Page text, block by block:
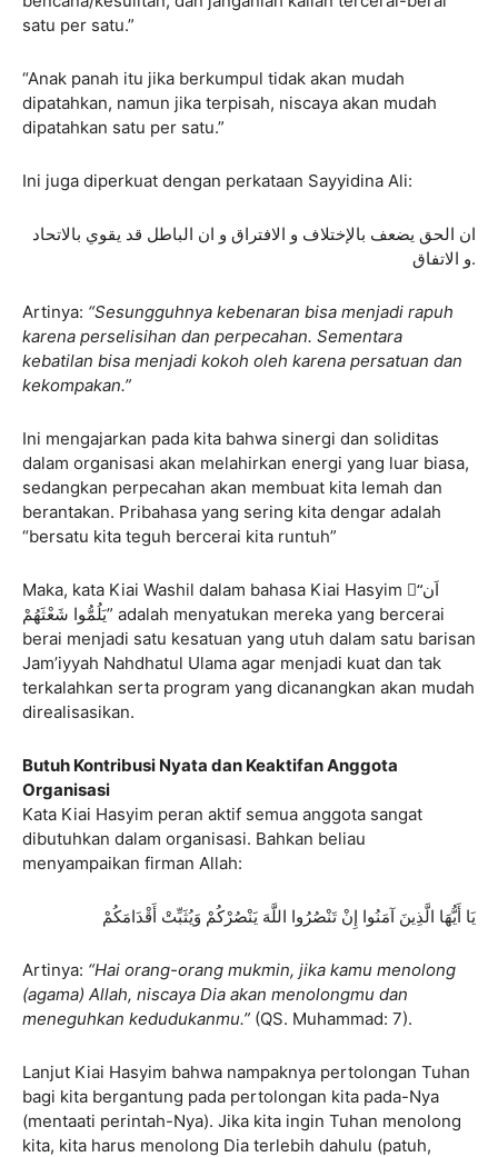
satu per satu.”
“Anak panah itu jika berkumpul tidak akan mudah
dipatahkan, namun jika terpisah, niscaya akan mudah
dipatahkan satu per satu.”
Ini juga diperkuat dengan perkataan Sayyidina Ali:
ان الحق يضعف بالإختلاف و الافتراق و ان الباطل قد يقوي بالاتحاد
و الاتفاق.
Artinya: “Sesungguhnya kebenaran bisa menjadi rapuh
karena perselisihan dan perpecahan. Sementara
kebatilan bisa menjadi kokoh oleh karena persatuan dan
kekompakan.”
Ini mengajarkan pada kita bahwa sinergi dan soliditas
dalam organisasi akan melahirkan energi yang luar biasa,
sedangkan perpecahan akan membuat kita lemah dan
berantakan. Pribahasa yang sering kita dengar adalah
“bersatu kita teguh bercerai kita runtuh”
Maka, kata Kiai Washil dalam bahasa Kiai Hasyim “ْاَن
يَلُمُّوا شَعْثَهُمْ” adalah menyatukan mereka yang bercerai
berai menjadi satu kesatuan yang utuh dalam satu barisan
Jam’iyyah Nahdhatul Ulama agar menjadi kuat dan tak
terkalahkan serta program yang dicanangkan akan mudah
direalisasikan.
Butuh Kontribusi Nyata dan Keaktifan Anggota
Organisasi
Kata Kiai Hasyim peran aktif semua anggota sangat
dibutuhkan dalam organisasi. Bahkan beliau
menyampaikan firman Allah:
يَا أَيُّهَا الَّذِينَ آمَنُوا إِنْ تَنْصُرُوا اللَّهَ يَنْصُرْكُمْ وَيُثَبِّتْ أَقْدَامَكُمْ
Artinya: “Hai orang-orang mukmin, jika kamu menolong
(agama) Allah, niscaya Dia akan menolongmu dan
meneguhkan kedudukanmu.” (QS. Muhammad: 7).
Lanjut Kiai Hasyim bahwa nampaknya pertolongan Tuhan
bagi kita bergantung pada pertolongan kita pada-Nya
(mentaati perintah-Nya). Jika kita ingin Tuhan menolong
kita, kita harus menolong Dia terlebih dahulu (patuh,